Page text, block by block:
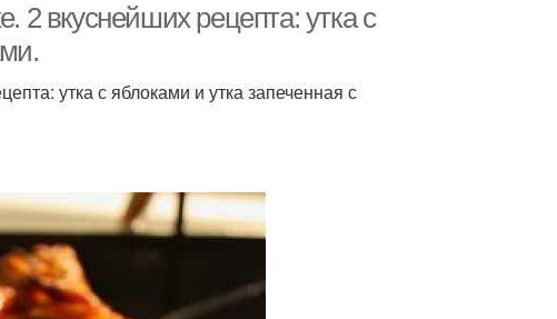
2 вкуснейших рецепта: утка с
утка с яблоками и утка запеченная с